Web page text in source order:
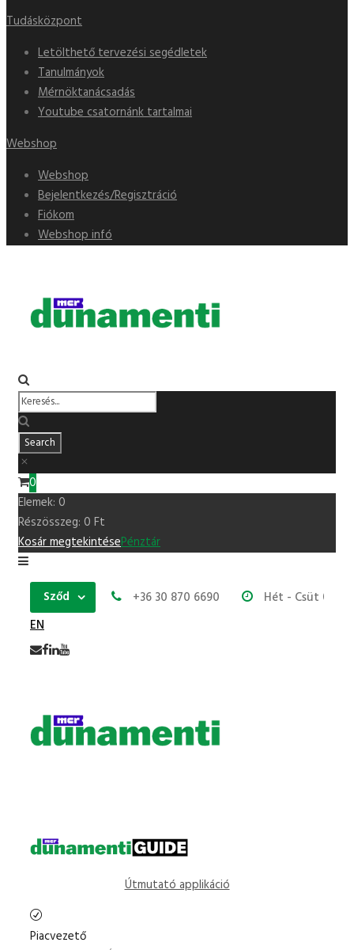
Tudásközpont
Letölthető tervezési segédletek
Tanulmányok
Mérnöktanácsadás
Youtube csatornánk tartalmai
Webshop
Webshop
Bejelentkezés/Regisztráció
Fiókom
Webshop infó
0
Elemek: 0
Részösszeg: 0 Ft
Kosár megtekintésePénztár
Sződ +36 30 870 6690
Hét - Csüt
EN
Útmutató applikáció
Piacvezető